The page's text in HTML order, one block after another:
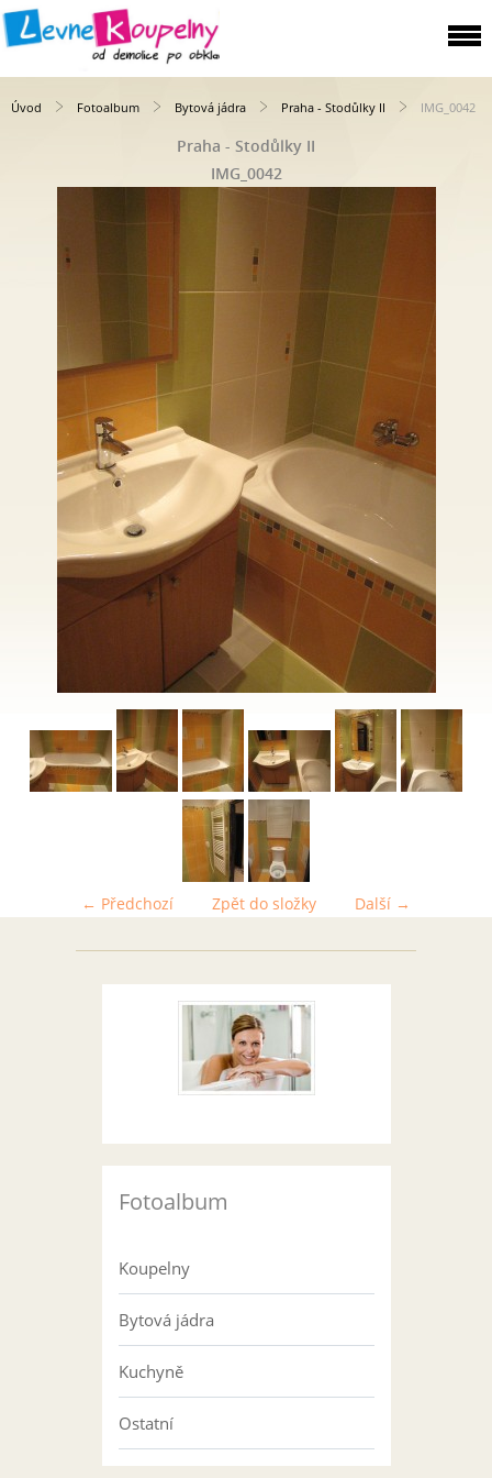
Úvod Fotoalbum Bytová jádra Praha - Stodůlky II IMG_0042
Praha - Stodůlky II
IMG_0042
← Předchozí Další →
Zpět do složky
Fotoalbum
Koupelny
Bytová jádra
Kuchyně
Ostatní